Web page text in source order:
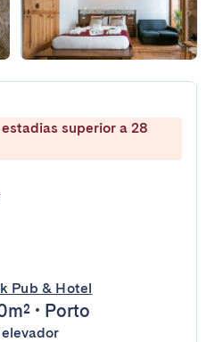
superior a 28
Pub & Hotel
• Porto
elevador